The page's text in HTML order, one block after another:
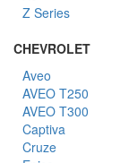
Z Series
CHEVROLET
Aveo
AVEO T250
AVEO T300
Captiva
Cruze